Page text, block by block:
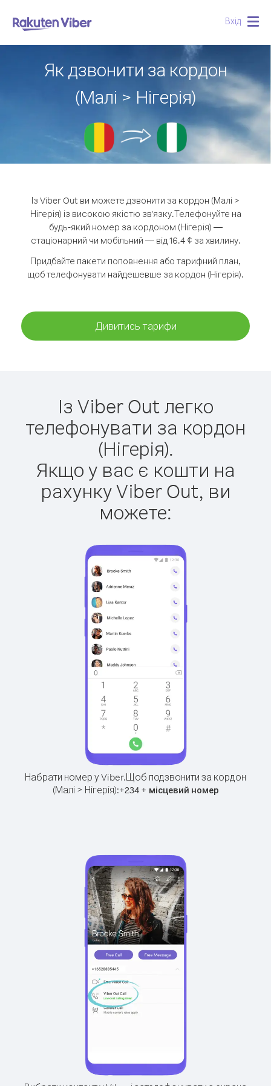
Вхід
Як дзвонити за кордон
(Малі > Нігерія)
Із Viber Out ви можете дзвонити за кордон (Малі >
Нігерія) із високою якістю зв'язку.Телефонуйте на
будь-який номер за кордоном (Нігерія) —
стаціонарний чи мобільний — від 16.4 ¢ за хвилину.
Придбайте пакети поповнення або тарифний план,
щоб телефонувати найдешевше за кордон (Нігерія).
Дивитись тарифи
Із Viber Out легко
телефонувати за кордон
(Нігерія).
Якщо у вас є кошти на
рахунку Viber Out, ви
можете:
Набрати номер у Viber.Щоб подзвонити за кордон
(Малі > Нігерія):+234+ місцевий номер